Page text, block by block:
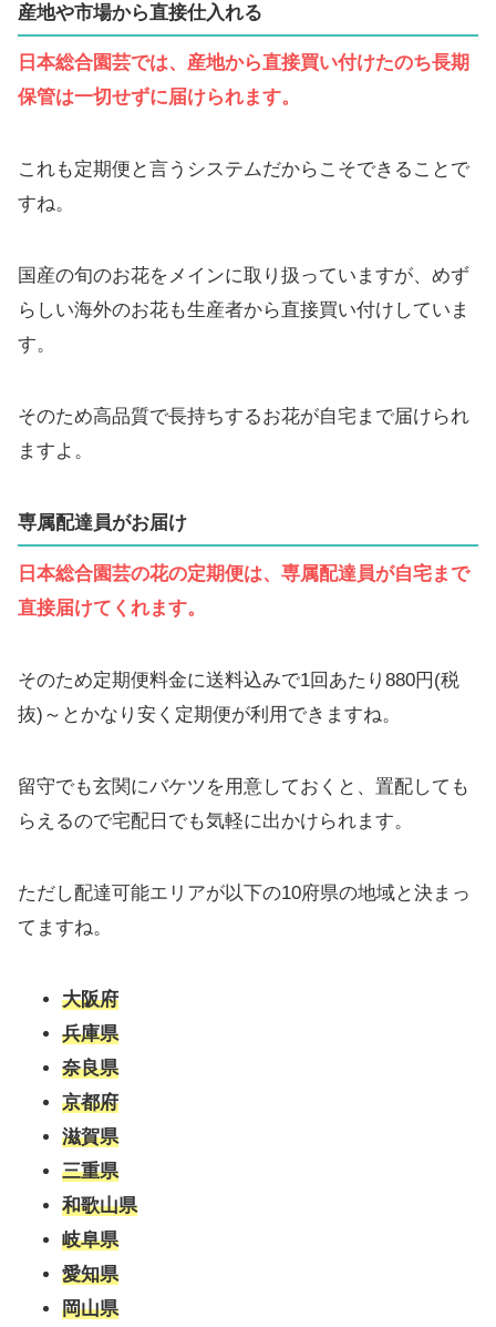
産地や市場から直接仕入れる
日本総合園芸では、産地から直接買い付けたのち長期
保管は一切せずに届けられます。
これも定期便と言うシステムだからこそできることで
すね。
国産の旬のお花をメインに取り扱っていますが、めず
らしい海外のお花も生産者から直接買い付けしていま
す。
そのため高品質で長持ちするお花が自宅まで届けられ
ますよ。
専属配達員がお届け
日本総合園芸の花の定期便は、専属配達員が自宅まで
直接届けてくれます。
そのため定期便料金に送料込みで1回あたり880円(税
抜)～とかなり安く定期便が利用できますね。
留守でも玄関にバケツを用意しておくと、置配しても
らえるので宅配日でも気軽に出かけられます。
ただし配達可能エリアが以下の10府県の地域と決まっ
てますね。
大阪府
兵庫県
奈良県
京都府
滋賀県
三重県
和歌山県
岐阜県
愛知県
岡山県